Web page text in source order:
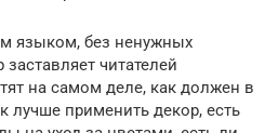
языком, без ненужных
читателей
на самом деле, как должен в
лучше применить декор, есть